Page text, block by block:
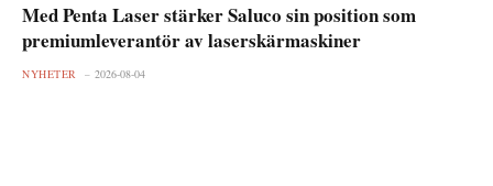
Med Penta Laser stärker Saluco sin position som
premiumleverantör av laserskärmaskiner
NYHETER 2026-08-04